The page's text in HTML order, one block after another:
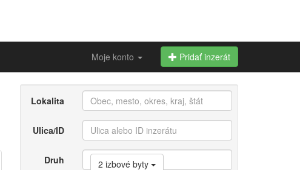
Moje konto Pridať inzerát
Lokalita
Ulica/ID
Druh 2 izbové byty